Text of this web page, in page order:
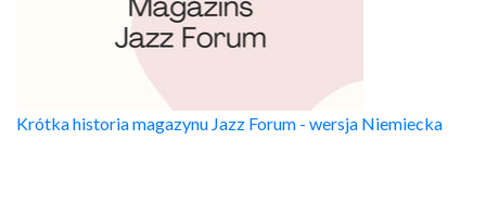
Krótka historia magazynu Jazz Forum - wersja Niemiecka